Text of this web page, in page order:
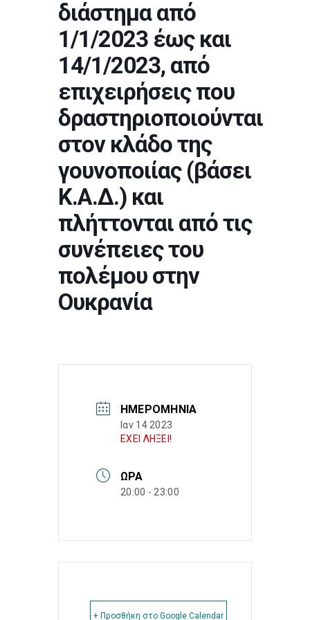
διάστημα από
1/1/2023 έως και
14/1/2023, από
επιχειρήσεις που
δραστηριοποιούνται
στον κλάδο της
γουνοποιίας (βάσει
Κ.Α.Δ.) και
πλήττονται από τις
συνέπειες του
πολέμου στην
Ουκρανία
ΗΜΕΡΟΜΗΝΊΑ
Ιαν 14 2023
ΕΧΕΙ ΛΗΞΕΙ!
ΏΡΑ
20:00 - 23:00
+ Προσθήκη στο Google Calendar